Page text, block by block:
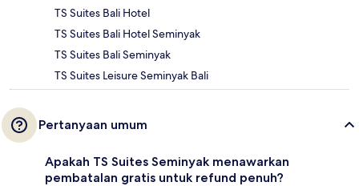
TS Suites Bali Hotel
TS Suites Bali Hotel Seminyak
TS Suites Bali Seminyak
TS Suites Leisure Seminyak Bali
Pertanyaan umum
Apakah TS Suites Seminyak menawarkan
pembatalan gratis untuk refund penuh?